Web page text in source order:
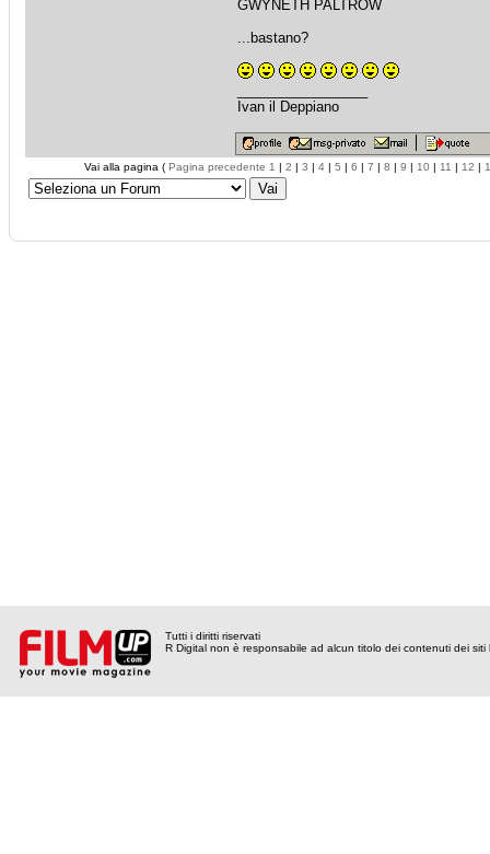
GWYNETH PALTROW
...bastano?
Ivan il Deppiano
Vai alla pagina ( Pagina precedente 1 | 2 | 3 | 4 | 5 | 6 | 7 | 8 | 9 | 10 | 11 | 12 |
Tutti i diritti riservati
R Digital non è responsabile ad alcun titolo dei contenuti dei siti